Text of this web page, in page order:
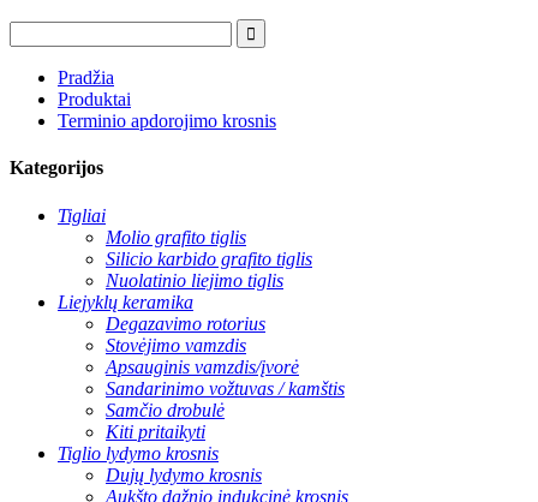
Pradžia
Produktai
Terminio apdorojimo krosnis
Kategorijos
Tigliai
Molio grafito tiglis
Silicio karbido grafito tiglis
Nuolatinio liejimo tiglis
Liejyklų keramika
Degazavimo rotorius
Stovėjimo vamzdis
Apsauginis vamzdis/įvorė
Sandarinimo vožtuvas / kamštis
Samčio drobulė
Kiti pritaikyti
Tiglio lydymo krosnis
Dujų lydymo krosnis
Aukšto dažnio indukcinė krosnis